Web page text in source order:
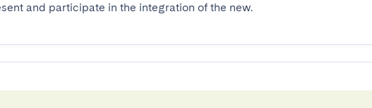
and participate in the integration of the new.